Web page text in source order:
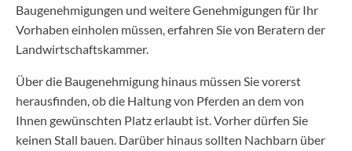
Baugenehmigungen und weitere Genehmigungen für Ihr
Vorhaben einholen müssen, erfahren Sie von Beratern der
Landwirtschaftskammer.
Über die Baugenehmigung hinaus müssen Sie vorerst
herausfinden, ob die Haltung von Pferden an dem von
Ihnen gewünschten Platz erlaubt ist. Vorher dürfen Sie
keinen Stall bauen. Darüber hinaus sollten Nachbarn über